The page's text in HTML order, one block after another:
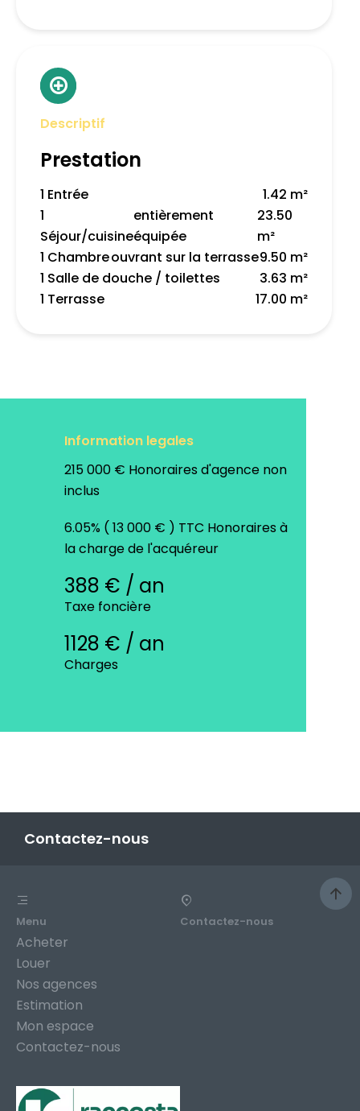
Descriptif
Prestation
1 Entrée
1.42 m²
1
Séjour/cuisine
entièrement
équipée
23.50
m²
1 Chambreouvrant sur la terrasse9.50 m²
1 Salle de douche / toilettes
3.63 m²
1 Terrasse
17.00 m²
Information legales
215 000 € Honoraires d'agence non
inclus
6.05% ( 13 000 € ) TTC Honoraires à
la charge de l'acquéreur
388 € / an
Taxe foncière
1128 € / an
Charges
Contactez-nous
Menu
Acheter
Louer
Nos agences
Estimation
Mon espace
Contactez-nous
Contactez-nous